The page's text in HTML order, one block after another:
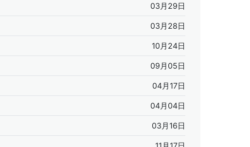
03月29日
03月28日
10月24日
09月05日
04月17日
04月04日
03月16日